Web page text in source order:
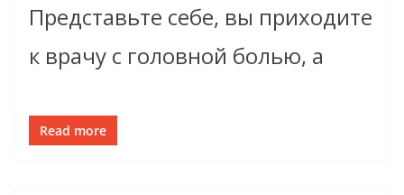
Представьте себе, вы приходите
к врачу с головной болью, а
Read more